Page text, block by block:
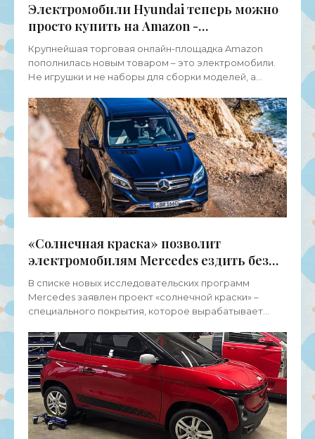
Электромобили Hyundai теперь можно
просто купить на Amazon -
«Электромобили»
Крупнейшая торговая онлайн-площадка Amazon
пополнилась новым товаром – это электромобили.
Не игрушки и не наборы для сборки моделей, а
доступна техника
«Солнечная краска» позволит
электромобилям Mercedes ездить без
подзарядки - «Электромобили»
В списке новых исследовательских программ
Mercedes заявлен проект «солнечной краски» –
специального покрытия, которое вырабатывает
далеко не нова и